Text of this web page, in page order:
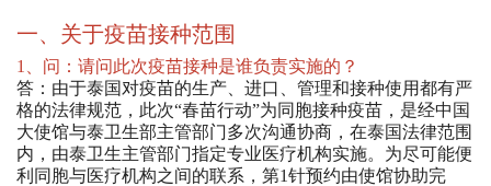
一、关于疫苗接种范围
1、问：请问此次疫苗接种是谁负责实施的？
答：由于泰国对疫苗的生产、进口、管理和接种使用都有严
格的法律规范，此次“春苗行动”为同胞接种疫苗，是经中国
大使馆与泰卫生部主管部门多次沟通协商，在泰国法律范围
内，由泰卫生主管部门指定专业医疗机构实施。为尽可能便
利同胞与医疗机构之间的联系，第1针预约由使馆协助完